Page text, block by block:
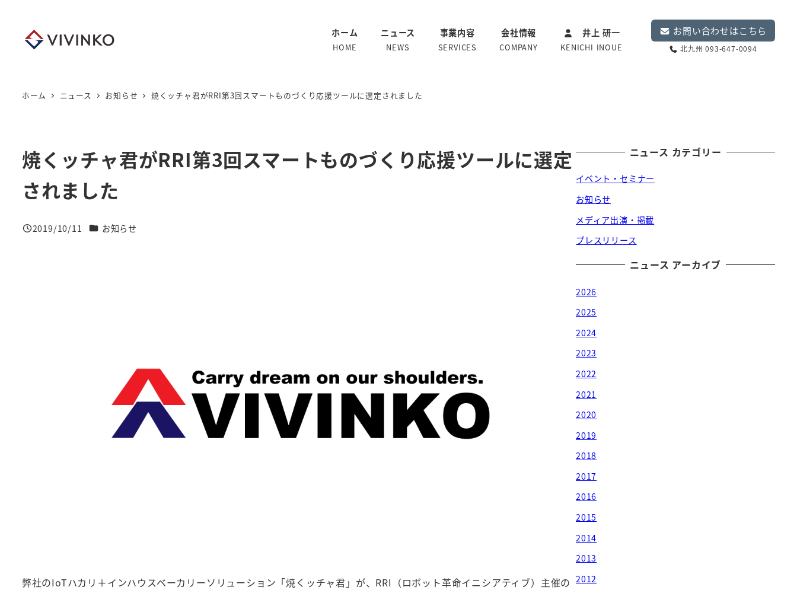
ホーム
HOME
ニュース
NEWS
事業内容
SERVICES
会社情報
COMPANY
井上 研一
KENICHI INOUE
お問い合わせはこちら
北九州 093-647-0094
ホーム ニュース お知らせ 焼くッチャ君がRRI第3回スマートものづくり応援ツールに選定されました
焼くッチャ君がRRI第3回スマートものづくり応援ツールに選定
されました
投稿日
2019/10/11 ニュースカテゴリー
お知らせ
弊社のIoTハカリ＋インハウスベーカリーソリューション「焼くッチャ君」が、RRI（ロボット革命イニシアティブ）主催の
ニュース カテゴリー
イベント・セミナー
お知らせ
メディア出演・掲載
プレスリリース
ニュース アーカイブ
2026
2025
2024
2023
2022
2021
2020
2019
2018
2017
2016
2015
2014
2013
2012